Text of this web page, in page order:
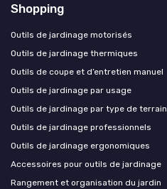
Shopping
Outils de jardinage motorisés
Outils de jardinage thermiques
Outils de coupe et d’entretien manuel
Outils de jardinage par usage
Outils de jardinage par type de terrain
Outils de jardinage professionnels
Outils de jardinage ergonomiques
Accessoires pour outils de jardinage
Rangement et organisation du jardin